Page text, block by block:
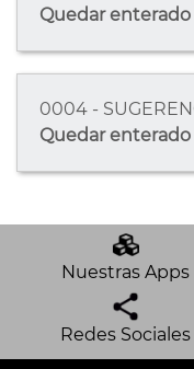
Quedar enterado
0004 -
Quedar enterado
Nuestras Apps
Redes Sociales